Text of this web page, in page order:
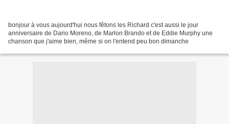
bonjour à vous aujourd'hui nous fêtons les Richard c'est aussi le jour
anniversaire de Dario Moreno, de Marlon Brando et de Eddie Murphy une
chanson que j'aime bien, même si on l'entend peu bon dimanche